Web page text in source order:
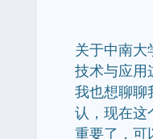
关于中南大
技术与应用
我也想聊聊
认，现在这
重要了，可